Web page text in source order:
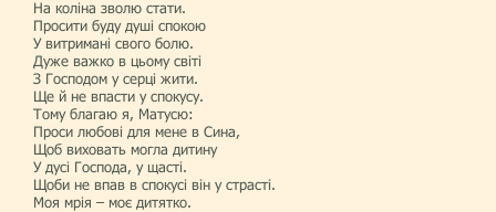
На коліна зволю стати.
Просити буду душі спокою
У витримані свого болю.
Дуже важко в цьому світі
З Господом у серці жити.
Ще й не впасти у спокусу.
Тому благаю я, Матусю:
Проси любові для мене в Сина,
Щоб виховать могла дитину
У дусі Господа, у щасті.
Щоби не впав в спокусі він у страсті.
Моя мрія – моє дитятко.